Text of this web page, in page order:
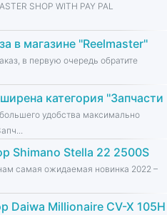
SHOP WITH PAY PAL
в магазине ''Reelmaster''
в первую очередь обратите
категория ''Запчасти
удобства максимально
Shimano Stella 22 2500S
самая ожидаемая новинка 2022 –
Daiwa Millionaire CV-X 105H